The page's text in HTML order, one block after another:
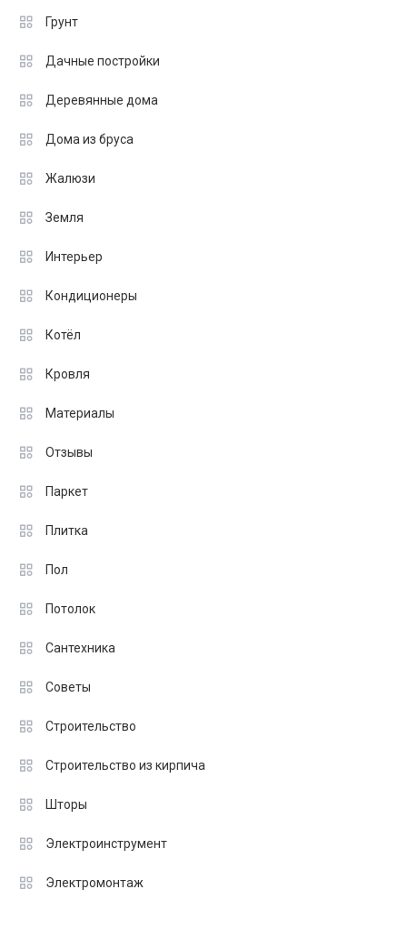
Грунт
Дачные постройки
Деревянные дома
Дома из бруса
Жалюзи
Земля
Интерьер
Кондиционеры
Котёл
Кровля
Материалы
Отзывы
Паркет
Плитка
Пол
Потолок
Сантехника
Советы
Строительство
Строительство из кирпича
Шторы
Электроинструмент
Электромонтаж